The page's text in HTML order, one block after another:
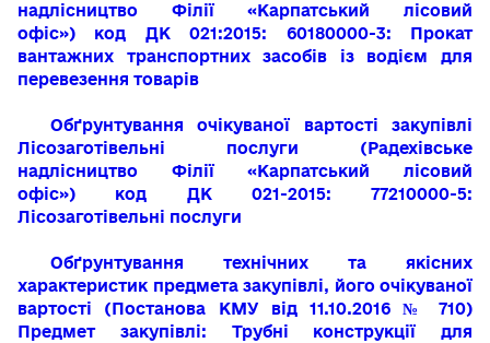
надлісництво Філії «Карпатський лісовий
офіс») код ДК 021:2015:
60180000-3: Прокат
вантажних транспортних засобів із водієм для
перевезення товарів
Обґрунтування очікуваної вартості закупівлі
Лісозаготівельні послуги (Радехівське
надлісництво Філії «Карпатський лісовий
офіс») код ДК 021-2015: 77210000-5:
Лісозаготівельні послуги
Обґрунтування технічних та якісних
характеристик предмета закупівлі, його очікуваної
вартості (Постанова КМУ від 11.10.2016 № 710)
Предмет закупівлі: Трубні конструкції для